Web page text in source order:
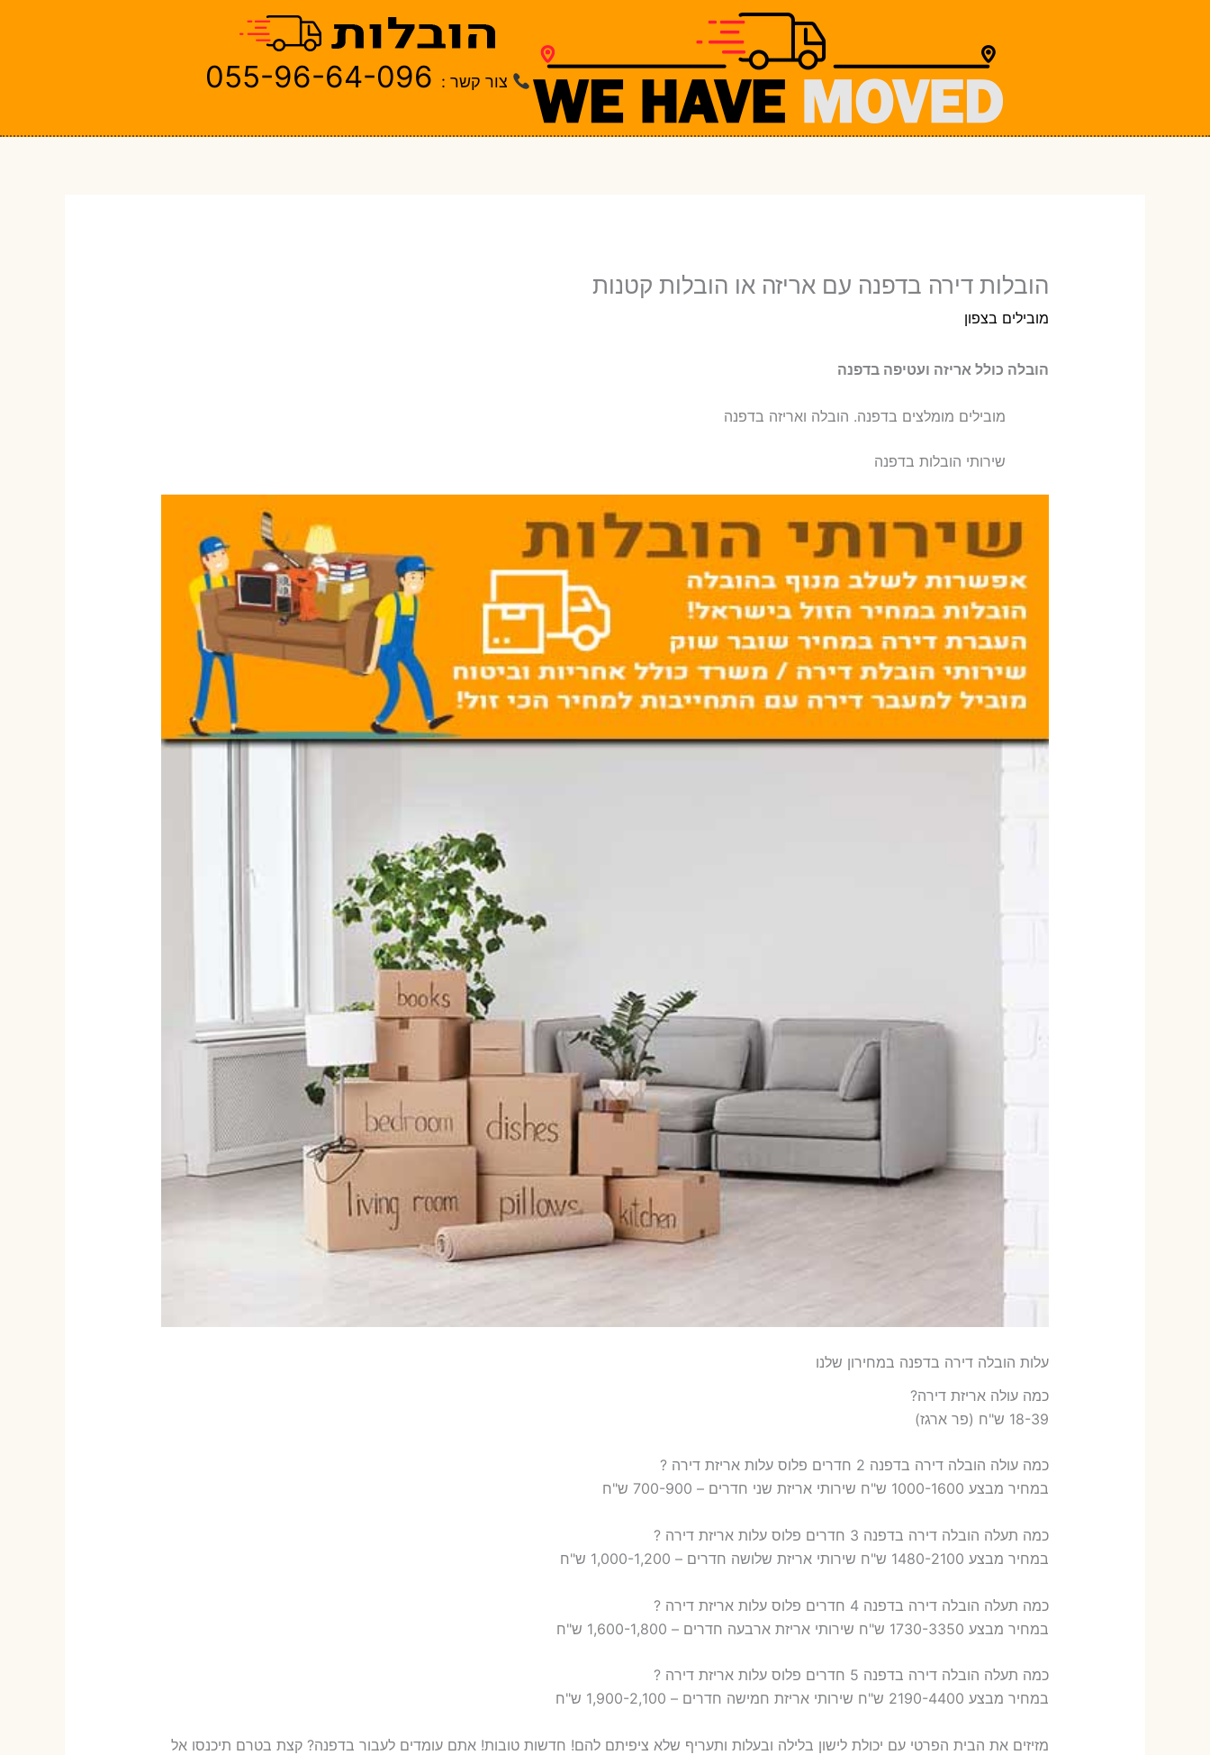
צור קשר : 055-96-64-096
הובלות דירה בדפנה עם אריזה או הובלות קטנות
מובילים בצפון
הובלה כולל אריזה ועטיפה בדפנה
‫מובילים מומלצים בדפנה. הובלה ואריזה בדפנה
שירותי הובלות בדפנה
עלות הובלה דירה בדפנה במחירון שלנו
כמה עולה אריזת דירה​?
18-39 ש"ח (פר ארגז)
כמה עולה הובלה דירה בדפנה 2 חדרים פלוס עלות אריזת דירה ?
במחיר מבצע 1000-1600 ש"ח שירותי אריזת שני חדרים – 700-900 ש"ח
כמה תעלה הובלה דירה בדפנה 3 חדרים פלוס עלות אריזת דירה ?
במחיר מבצע 1480-2100 ש"ח שירותי אריזת שלושה חדרים – 1,000-1,200 ש"ח
כמה תעלה הובלה דירה בדפנה 4 חדרים פלוס עלות אריזת דירה ?
במחיר מבצע 1730-3350 ש"ח שירותי אריזת ארבעה חדרים – 1,600-1,800 ש"ח
כמה תעלה הובלה דירה בדפנה 5 חדרים פלוס עלות אריזת דירה ?
במחיר מבצע 2190-4400 ש"ח שירותי אריזת חמישה חדרים – 1,900-2,100 ש"ח
מזיזים את הבית הפרטי עם יכולת לישון בלילה ובעלות ותעריף שלא ציפיתם להם! חדשות טובות! אתם עומדים לעבור בדפנה? קצת בטרם תיכנסו אל